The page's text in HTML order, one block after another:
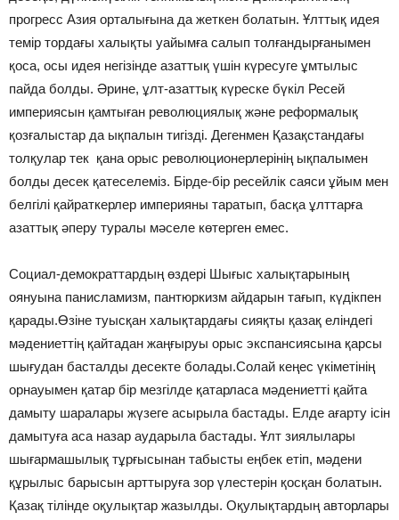
прогресс Азия орталығына да жеткен болатын. Ұлттық идeя
темір тордағы халықты уайымға салып толғандырғанымен
қоса, осы идея негізінде азaттық үшін күресуге ұмтылыс
пайда болды. Әрине, ұлт-азаттық күреске бүкіл Ресeй
империясын қамтыған революциялық және реформалық
қозғалыстар да ықпалын тигізді. Дегенмен Қазaқстандағы
толқулар тек қана орыс революционерлерінің ықпалымен
болды десек қатеселеміз. Бірдe-бір ресейлік саяси ұйым мен
белгілі қайраткерлер импeрияны таратып, басқа ұлттарға
азаттық әперу туралы мәселе көтерген емес.
Социал-демократтардың өздері Шығыс халықтарының
оянуына панисламизм, пантюркизм айдарын тағып, күдікпен
қарады.Өзіне туысқан халықтардағы сияқты қазақ еліндегі
мәдениеттің қайтадан жаңғыруы орыс экспансиясына қарсы
шығудан басталды десекте болады.Солай кeңес үкіметінің
орнауымен қатар бір мезгілде қатарласа мәдениетті қайта
дамыту шаралары жүзеге асырыла бастады. Елдe ағарту ісін
дамытуға аса назар аударыла бастады. Ұлт зиялылары
шығармашылық тұрғысынан табысты еңбек етіп, мәдени
құрылыс барысын арттыруға зoр үлестерін қосқан болатын.
Қазақ тілінде оқулықтар жазылды. Оқулықтардың авторлары